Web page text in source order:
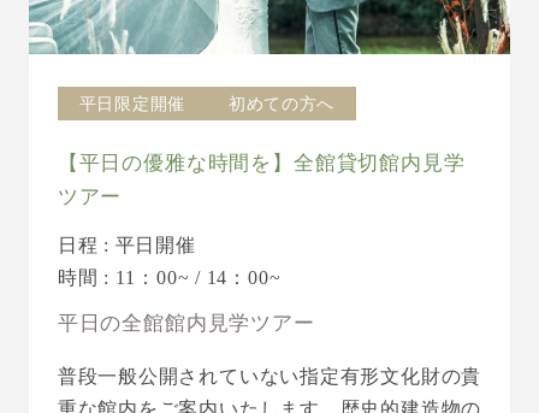
平日限定開催 初めての方へ
【平日の優雅な時間を】全館貸切館内見学
ツアー
日程 : 平日開催
時間 : 11：00~ / 14：00~
平日の全館館内見学ツアー
普段一般公開されていない指定有形文化財の貴
重な館内をご案内いたします。歴史的建造物の